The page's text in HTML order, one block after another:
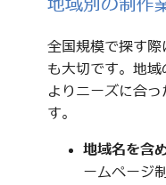
全国規模で探す際
も大切です。地域
よりニーズに合
す。
地域名を含
ームページ